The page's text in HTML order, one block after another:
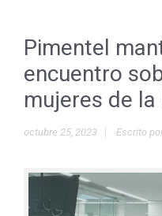
Pimentel
encuentro
mujeres de la
octubre 25, 2023 Escrito